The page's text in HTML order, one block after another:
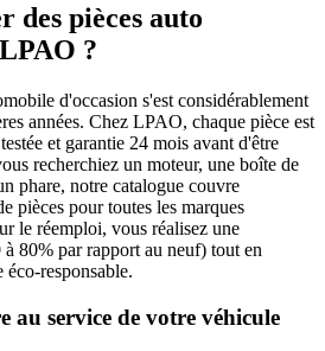
des pièces auto
?
d'occasion s'est considérablement
années. Chez LPAO, chaque pièce est
et garantie 24 mois avant d'être
recherchiez un moteur, une boîte de
phare, notre catalogue couvre
pièces pour toutes les marques
le réemploi, vous réalisez une
80% par rapport au neuf) tout en
éco-responsable.
au service de votre véhicule